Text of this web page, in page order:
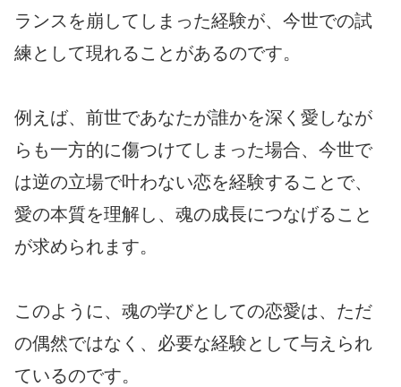
ランスを崩してしまった経験が、今世での試
練として現れることがあるのです。
例えば、前世であなたが誰かを深く愛しなが
らも一方的に傷つけてしまった場合、今世で
は逆の立場で叶わない恋を経験することで、
愛の本質を理解し、魂の成長につなげること
が求められます。
このように、魂の学びとしての恋愛は、ただ
の偶然ではなく、必要な経験として与えられ
ているのです。